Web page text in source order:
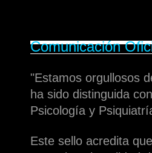
Comunicación
"Estamos orgullosos
ha sido distinguida
Psicología y
Este sello acredita